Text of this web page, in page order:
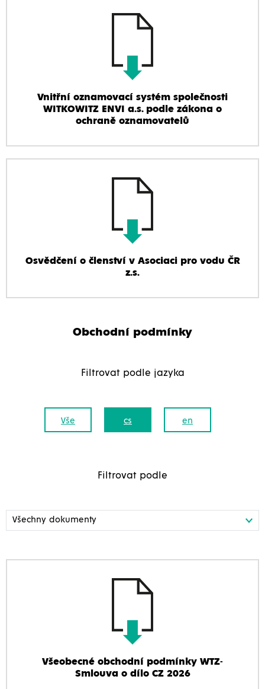
Vnitřní oznamovací systém společnosti
WITKOWITZ ENVI a.s. podle zákona o
ochraně oznamovatelů
Osvědčení o členství v Asociaci pro vodu ČR
z.s.
Obchodní podmínky
Filtrovat podle jazyka
Vše cs en
Filtrovat podle
Všeobecné obchodní podmínky WTZ-
Smlouva o dílo CZ 2026